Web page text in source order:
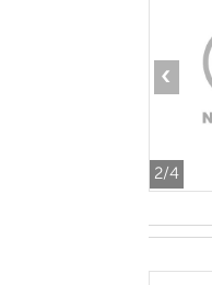
2/4
‹